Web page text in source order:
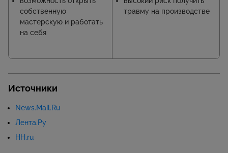
собственную
мастерскую и работать
на себя
травму на производстве
Источники
News.Mail.Ru
Лента.Ру
HH.ru